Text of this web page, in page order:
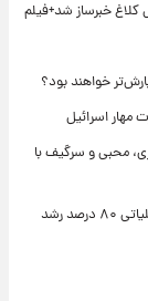
خبرساز شد+فیلم
خواهند بود؟
مهار اسرائیل
محبی و سرگیف با
تغییر مثبت در عملکرد مالی بانک صادرات ایران/ درآمد عملیاتی ۸۰ درصد رشد